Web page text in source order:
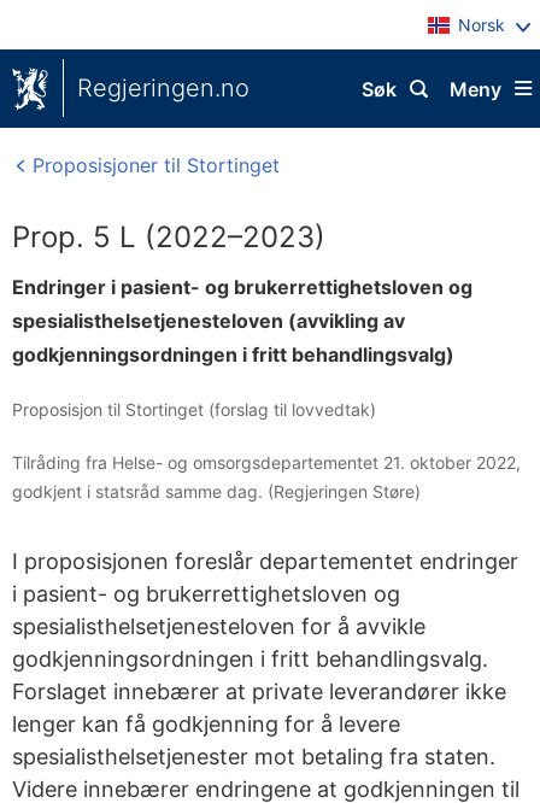
Norsk
Regjeringen.no Meny
Søk
Proposisjoner til Stortinget
Prop. 5 L (2022–2023)
Endringer i pasient- og brukerrettighetsloven og
spesialisthelsetjenesteloven (avvikling av
godkjenningsordningen i fritt behandlingsvalg)
Proposisjon til Stortinget (forslag til lovvedtak)
Tilråding fra Helse- og omsorgsdepartementet 21. oktober 2022,
godkjent i statsråd samme dag. (Regjeringen Støre)
I proposisjonen foreslår departementet endringer
i pasient- og brukerrettighetsloven og
spesialisthelsetjenesteloven for å avvikle
godkjenningsordningen i fritt behandlingsvalg.
Forslaget innebærer at private leverandører ikke
lenger kan få godkjenning for å levere
spesialisthelsetjenester mot betaling fra staten.
Videre innebærer endringene at godkjenningen til